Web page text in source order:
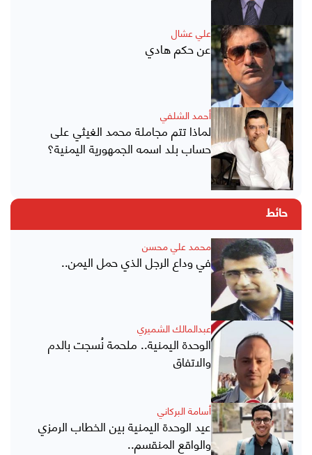
علي عشال
عن حكم هادي
أحمد الشلفي
لماذا تتم مجاملة محمد الغيثي على
حساب بلد اسمه الجمهورية اليمنية؟
حائط
محمد علي محسن
في وداع الرجل الذي حمل اليمن..
عبدالمالك الشميري
الوحدة اليمنية.. ملحمة نُسجت بالدم
والاتفاق
أسامة البركاني
عيد الوحدة اليمنية بين الخطاب الرمزي
والواقع المنقسم..